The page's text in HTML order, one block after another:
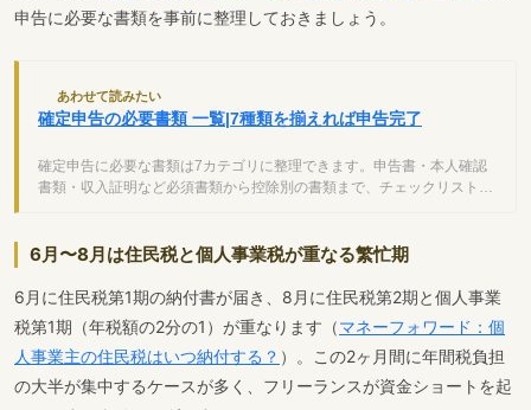
申告に必要な書類を事前に整理しておきましょう。
あわせて読みたい
確定申告の必要書類 一覧|7種類を揃えれば申告完了
確定申告に必要な書類は7カテゴリに整理できます。申告書・本人確認
書類・収入証明など必須書類から控除別の書類まで、チェックリストで
6月〜8月は住民税と個人事業税が重なる繁忙期
6月に住民税第1期の納付書が届き、8月に住民税第2期と個人事業
税第1期（年税額の2分の1）が重なります（マネーフォワード：個
人事業主の住民税はいつ納付する？ ）。この2ヶ月間に年間税負担
の大半が集中するケースが多く、フリーランスが資金ショートを起